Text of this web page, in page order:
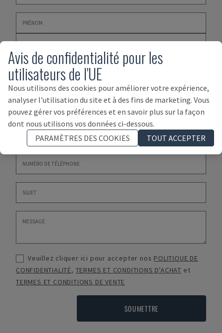
Veuillez cliquer ici pour accepter nos POLITIQUE DE
CONFIDENTIALITÉ, TERMES ET CONDITIONS D'ACHAT et
TERMES ET CONDITIONS DE VENTE
SOUMETTRE
Avis de confidentialité pour les
utilisateurs de l'UE
Nous utilisons des cookies pour améliorer votre expérience,
analyser l'utilisation du site et à des fins de marketing. Vous
pouvez gérer vos préférences et en savoir plus sur la façon
dont nous utilisons vos données ci-dessous.
PARAMÈTRES DES COOKIES
TOUT ACCEPTER